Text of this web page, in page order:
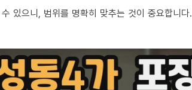
있으니, 범위를 명확히 맞추는 것이 중요합니다.